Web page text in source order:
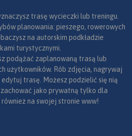
trasę wycieczki lub treningu.
planowania: pieszego, rowerowych
na autorskim podkładzie
turystycznymi.
podążać zaplanowaną trasą lub
użytkowników. Rób zdjęcia, nagrywaj
trasę. Możesz podzielić się nią
zachować jako prywatną tylko dla
na swojej stronie www!